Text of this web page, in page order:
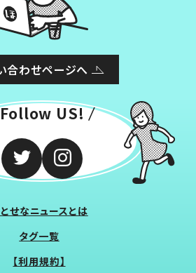
合わせページへ
Follow US!
せなニュースとは
タグ一覧
【利用規約】